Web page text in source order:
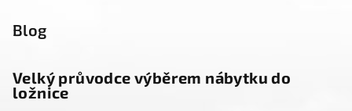
Blog
Velký průvodce výběrem nábytku do
ložnice